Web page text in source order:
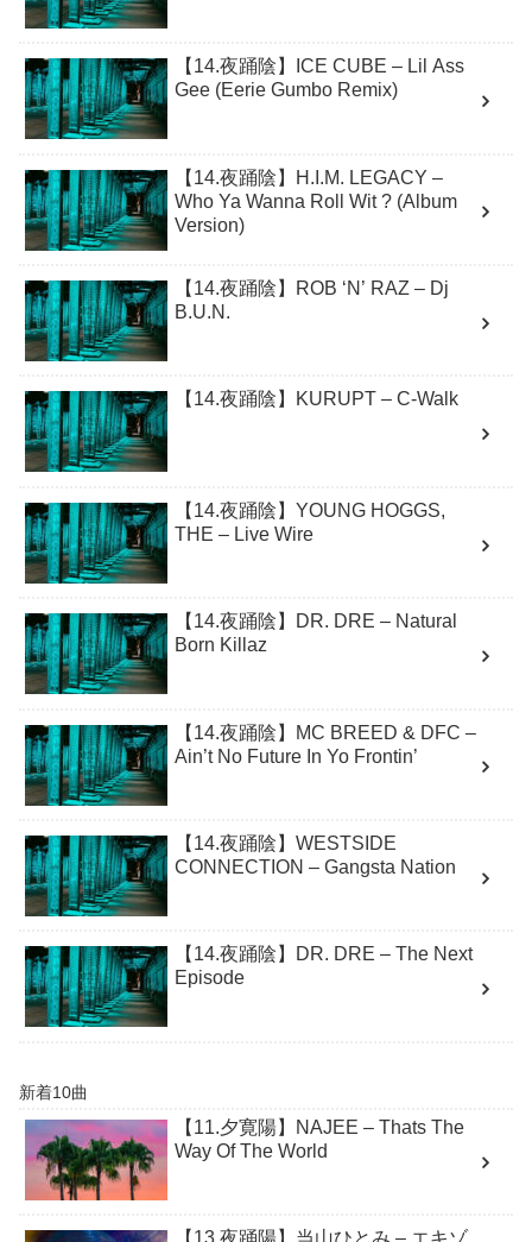
【14.夜踊陰】ICE CUBE – Lil Ass
Gee (Eerie Gumbo Remix)
【14.夜踊陰】H.I.M. LEGACY –
Who Ya Wanna Roll Wit ? (Album
Version)
【14.夜踊陰】ROB ‘N’ RAZ – Dj
B.U.N.
【14.夜踊陰】KURUPT – C-Walk
【14.夜踊陰】YOUNG HOGGS,
THE – Live Wire
【14.夜踊陰】DR. DRE – Natural
Born Killaz
【14.夜踊陰】MC BREED & DFC –
Ain’t No Future In Yo Frontin’
【14.夜踊陰】WESTSIDE
CONNECTION – Gangsta Nation
【14.夜踊陰】DR. DRE – The Next
Episode
新着10曲
【11.夕寛陽】NAJEE – Thats The
Way Of The World